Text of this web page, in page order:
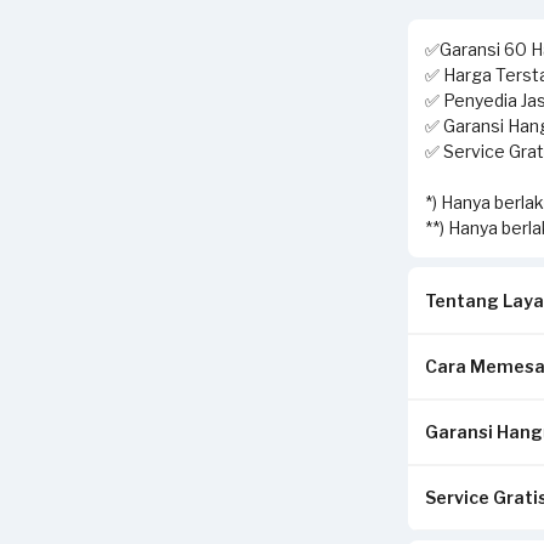
✅Garansi 60
✅ Harga
✅ Penyedia
✅ Garansi
✅ Service
*) Hanya
**) Hanya
Tentang
Solusi terbaik
Cara
Isi form
Klik Pesan
Garansi
Pastikan
Service